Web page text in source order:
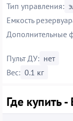
Тип управления:
Емкость
Дополнительные
Пульт ДУ: нет
Вес: 0.1 кг
Где купить